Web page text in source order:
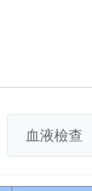
血液檢查